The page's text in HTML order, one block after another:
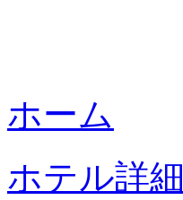
ホーム
ホテル詳細